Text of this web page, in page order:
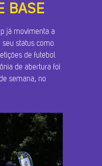
BASE
já movimenta a
seu status como
de futebol
de abertura foi
semana, no